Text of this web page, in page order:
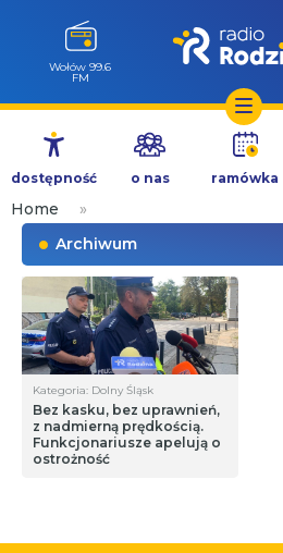
Przejdź
treści
Wołów 99.6
FM
dostępność o nas ramówka
Home
»
Archiwum
Kategoria: Dolny Śląsk
Bez kasku, bez uprawnień,
z nadmierną prędkością.
Funkcjonariusze apelują o
ostrożność